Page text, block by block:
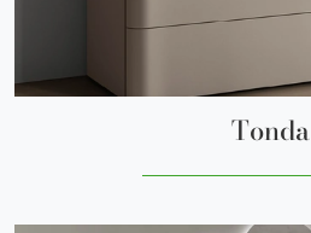
Tonda